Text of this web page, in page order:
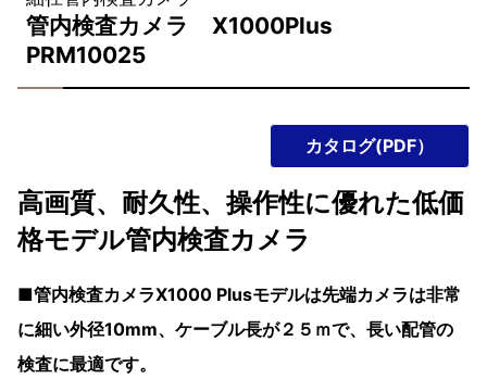
管内検査カメラ X1000Plus
PRM10025
カタログ(PDF）
高画質、耐久性、操作性に優れた低価
格モデル管内検査カメラ
■管内検査カメラX1000 Plusモデルは先端カメラは非常
に細い外径10mm、ケーブル長が２５ｍで、長い配管の
検査に最適です。